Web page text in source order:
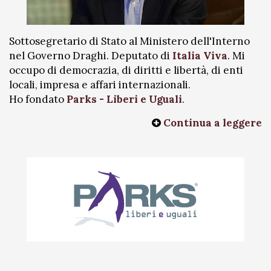
Sottosegretario di Stato al Ministero dell'Interno
nel Governo Draghi. Deputato di Italia Viva. Mi
occupo di democrazia, di diritti e libertà, di enti
locali, impresa e affari internazionali.
Ho fondato Parks - Liberi e Uguali.
Continua a leggere